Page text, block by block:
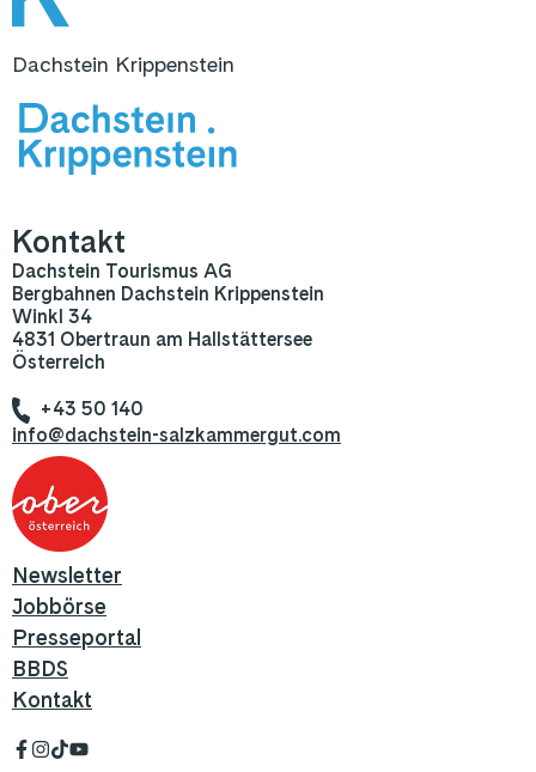
Dachstein Krippenstein
Kontakt
Dachstein Tourismus AG
Bergbahnen Dachstein Krippenstein
Winkl 34
4831 Obertraun am Hallstättersee
Österreich
+43 50 140
info@dachstein-salzkammergut.com
Newsletter
Jobbörse
Presseportal
BBDS
Kontakt